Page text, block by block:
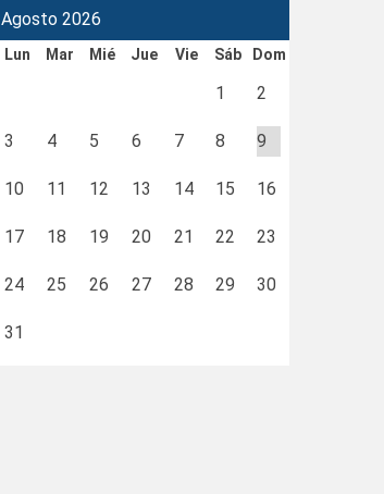
Agosto 2026
Lun Mar Mié Jue Vie Sáb Dom
1 2
3 4 5 6 7 8 9
10 11 12 13 14 15 16
17 18 19 20 21 22 23
24 25 26 27 28 29 30
31